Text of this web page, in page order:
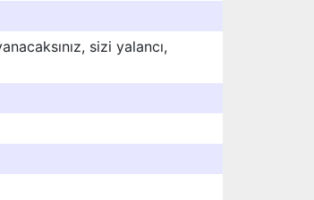
sizi yalancı,